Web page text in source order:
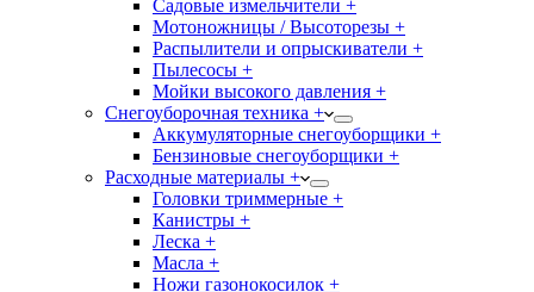
Садовые измельчители +
Мотоножницы / Высоторезы +
Распылители и опрыскиватели +
Пылесосы +
Мойки высокого давления +
Снегоуборочная техника +
Аккумуляторные снегоуборщики +
Бензиновые снегоуборщики +
Расходные материалы +
Головки триммерные +
Канистры +
Леска +
Масла +
Ножи газонокосилок +